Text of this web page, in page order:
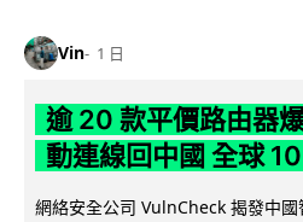
Vin 1 日
逾 20 款平價路由器
動連線回中國 全球
網絡安全公司 VulnCheck 揭發中